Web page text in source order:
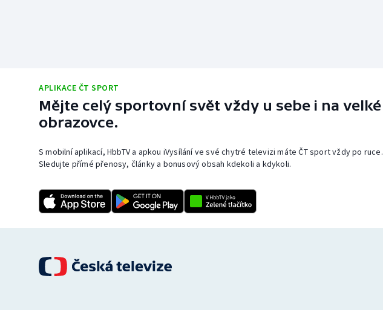
APLIKACE ČT SPORT
Mějte celý sportovní svět vždy u sebe i na velké
obrazovce.
S mobilní aplikací, HbbTV a apkou iVysílání ve své chytré televizi máte ČT sport vždy po ruce.
Sledujte přímé přenosy, články a bonusový obsah kdekoli a kdykoli.